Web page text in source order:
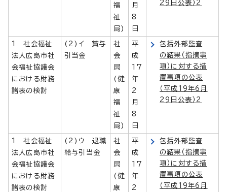
福
祉
局)
月
8
日
29日公表）2
1 社会福祉
法人広島市社
会福祉協議会
における財務
諸表の検討
(2)イ 賞与
引当金
社
会
局
(健
康
福
祉
局)
平
成
17
年
2
月
8
日
包括外部監査
の結果（指摘事
項）に対する措
置事項の公表
（平成19年6月
29日公表）2
1 社会福祉
法人広島市社
会福祉協議会
における財務
諸表の検討
(2)ウ 退職
給与引当金
社
会
局
(健
康
平
成
17
年
2
包括外部監査
の結果（指摘事
項）に対する措
置事項の公表
（平成19年6月